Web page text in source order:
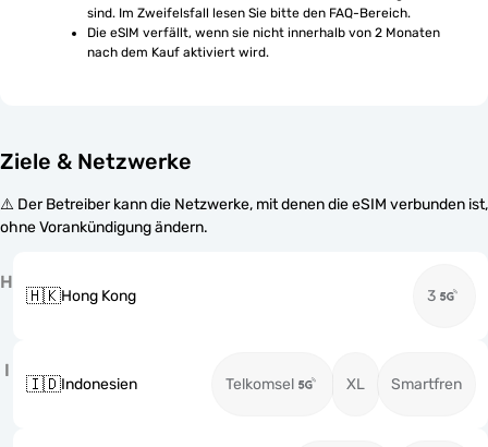
sind. Im Zweifelsfall lesen Sie bitte den FAQ-Bereich.
Die eSIM verfällt, wenn sie nicht innerhalb von 2 Monaten
nach dem Kauf aktiviert wird.
Ziele & Netzwerke
⚠️ Der Betreiber kann die Netzwerke, mit denen die eSIM verbunden ist,
ohne Vorankündigung ändern.
H
🇭🇰Hong Kong 3
I
🇮🇩Indonesien Telkomsel XL Smartfren